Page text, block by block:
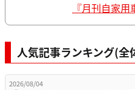
『月刊自家
人気記事ランキング(全
2026/08/04